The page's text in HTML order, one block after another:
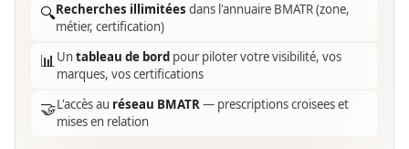
🔍Recherches illimitées dans l'annuaire BMATR (zone,
métier, certification)
📊Untableau de bord pour piloter votre visibilité, vos
marques, vos certifications
🤝L'accès au réseau BMATR— prescriptions croisees et
mises en relation